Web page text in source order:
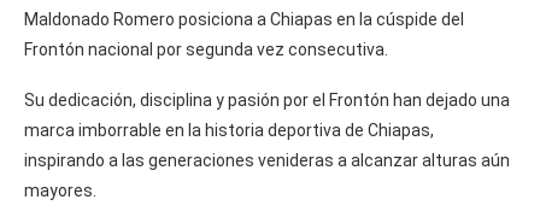
Maldonado Romero posiciona a Chiapas en la cúspide del
Frontón nacional por segunda vez consecutiva.
Su dedicación, disciplina y pasión por el Frontón han dejado una
marca imborrable en la historia deportiva de Chiapas,
inspirando a las generaciones venideras a alcanzar alturas aún
mayores.